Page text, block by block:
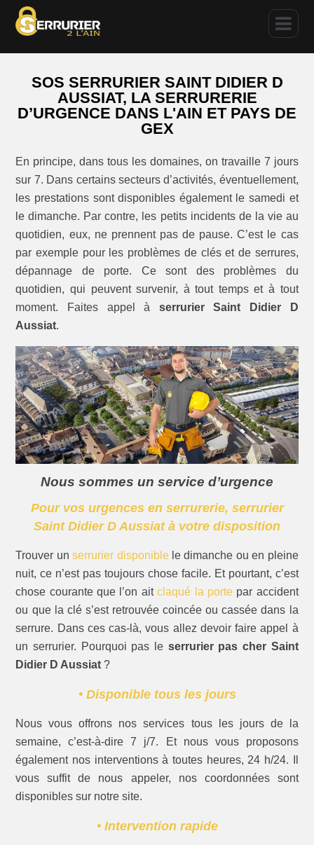
SOS SERRURIER SAINT DIDIER D
AUSSIAT, LA SERRURERIE
D’URGENCE DANS L'AIN ET PAYS DE
GEX
En principe, dans tous les domaines, on travaille 7 jours
sur 7. Dans certains secteurs d’activités, éventuellement,
les prestations sont disponibles également le samedi et
le dimanche. Par contre, les petits incidents de la vie au
quotidien, eux, ne prennent pas de pause. C’est le cas
par exemple pour les problèmes de clés et de serrures,
dépannage de porte. Ce sont des problèmes du
quotidien, qui peuvent survenir, à tout temps et à tout
moment. Faites appel à serrurier Saint Didier D
Aussiat.
Nous sommes un service d’urgence
Pour vos urgences en serrurerie, serrurier
Saint Didier D Aussiat à votre disposition
Trouver unserrurier disponiblele dimanche ou en pleine
nuit, ce n’est pas toujours chose facile. Et pourtant, c’est
chose courante que l’on aitclaqué la portepar accident
ou que la clé s’est retrouvée coincée ou cassée dans la
serrure. Dans ces cas-là, vous allez devoir faire appel à
un serrurier. Pourquoi pas le serrurier pas cher Saint
Didier D Aussiat ?
• Disponible tous les jours
Nous vous offrons nos services tous les jours de la
semaine, c’est-à-dire 7 j/7. Et nous vous proposons
également nos interventions à toutes heures, 24 h/24. Il
vous suffit de nous appeler, nos coordonnées sont
disponibles sur notre site.
• Intervention rapide